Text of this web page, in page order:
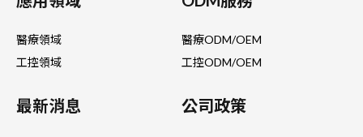
醫療領域
工控領域
醫療ODM/OEM
工控ODM/OEM
最新消息 公司政策